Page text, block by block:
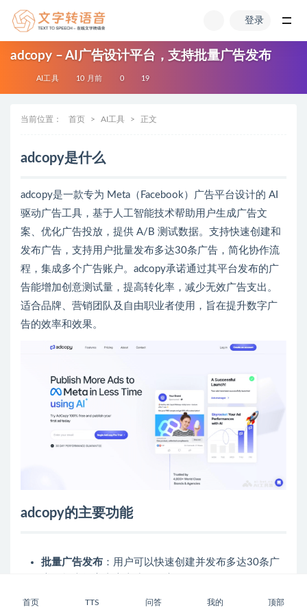
登录
adcopy – AI广告设计平台，支持批量广告发布
AI工具 10 月前 0 19
当前位置： 首页 AI工具 正文
adcopy是什么
adcopy是一款专为 Meta（Facebook）广告平台设计的 AI
驱动广告工具，基于人工智能技术帮助用户生成广告文
案、优化广告投放，提供 A/B 测试数据。支持快速创建和
发布广告，支持用户批量发布多达30条广告，简化协作流
程，集成多个广告账户。adcopy承诺通过其平台发布的广
告能增加创意测试量，提高转化率，减少无效广告支出。
适合品牌、营销团队及自由职业者使用，旨在提升数字广
告的效率和效果。
adcopy的主要功能
批量广告发布 ：用户可以快速创建并发布多达30条广
直接 Meta 集成
：与 Meta（Facebook）广告管理器直
首页 TTS 问答 我的 顶部